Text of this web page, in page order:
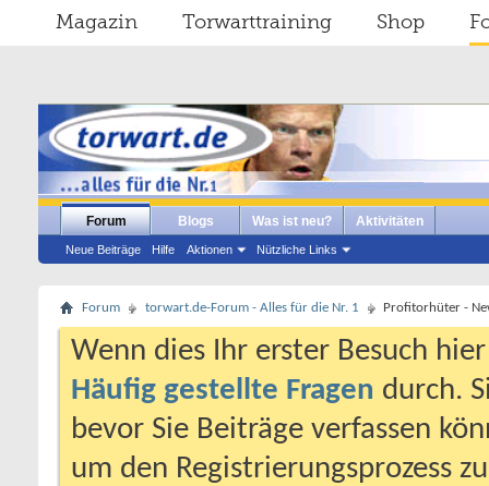
Magazin Torwarttraining Shop
Forum
Neue Beiträge Hilfe Aktionen Nützliche Links
Blogs Was ist neu? Aktivitäten
Forum torwart.de-Forum - Alles für die Nr. 1 Profitorhüter -
Wenn dies Ihr erster Besuch
Häufig gestellte Fragen durch.
bevor Sie Beiträge verfassen
um den Registrierungsprozess